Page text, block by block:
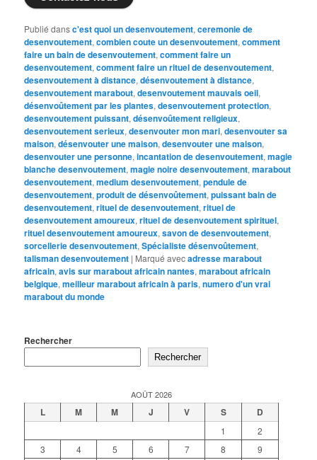
Publié dansc'est quoi un desenvoutement,ceremonie de
desenvoutement,combien coute un desenvoutement,comment
faire un bain de desenvoutement,comment faire un
desenvoutement,comment faire un rituel de desenvoutement,
desenvoutement à distance,désenvoutement à distance,
desenvoutement marabout,desenvoutement mauvais oeil,
désenvoûtement par les plantes,desenvoutement protection,
desenvoutement puissant,désenvoûtement religieux,
desenvoutement serieux,desenvouter mon mari,desenvouter sa
maison,désenvouter une maison,desenvouter une maison,
desenvouter une personne,incantation de desenvoutement,magie
blanche desenvoutement,magie noire desenvoutement,marabout
desenvoutement,medium desenvoutement,pendule de
desenvoutement,produit de désenvoûtement,puissant bain de
desenvoutement,rituel de desenvoutement,rituel de
desenvoutement amoureux,rituel de desenvoutement spirituel,
rituel desenvoutement amoureux,savon de desenvoutement,
sorcellerie desenvoutement,Spécialiste désenvoûtement,
talisman desenvoutement | Marqué avecadresse marabout
africain,avis sur marabout africain nantes,marabout africain
belgique,meilleur marabout africain à paris,numero d'un vrai
marabout du monde
Rechercher
Rechercher
AOÛT 2026
L M M J V S D
1
2
3
4 5 6 7 8
9